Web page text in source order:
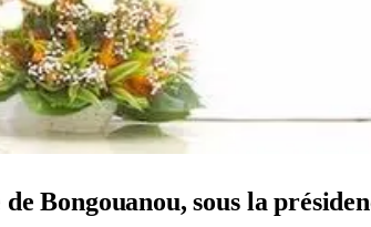
Bongouanou, sous la